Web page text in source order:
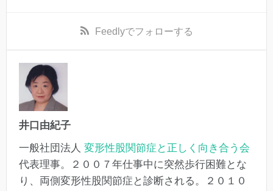
Feedlyでフォローする
井口由紀子
一般社団法人 変形性股関節症と正しく向き合う会
代表理事。２００７年仕事中に突然歩行困難とな
り、両側変形性股関節症と診断される。２０１０